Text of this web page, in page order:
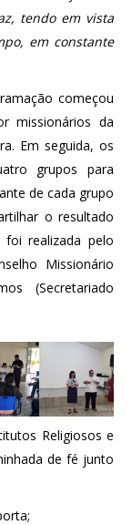
tendo em vista
em constante
começou
missionários da
Em seguida, os
grupos para
de cada grupo
o resultado
realizada pelo
Missionário
(Secretariado
Religiosos e
de fé junto